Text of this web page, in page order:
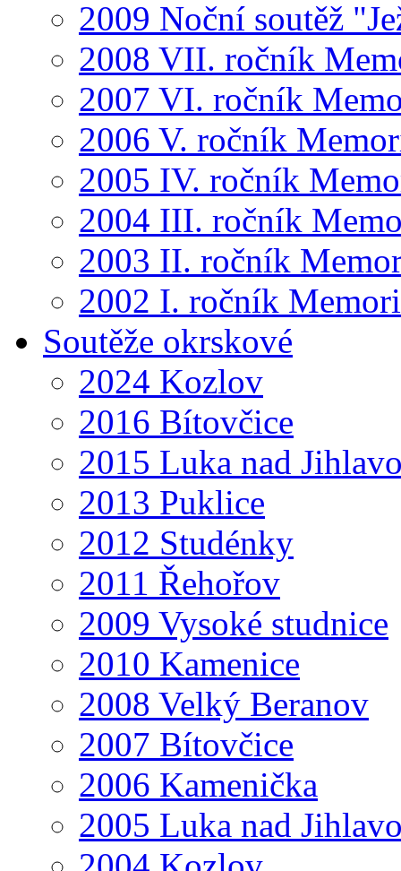
2009 Noční soutěž
2008 VII. ročník
2007 VI. ročník
2006 V. ročník
2005 IV. ročník
2004 III. ročník
2003 II. ročník
2002 I. ročník
Soutěže okrskové
2024 Kozlov
2016 Bítovčice
2015 Luka nad
2013 Puklice
2012 Studénky
2011 Řehořov
2009 Vysoké studnice
2010 Kamenice
2008 Velký Beranov
2007 Bítovčice
2006 Kamenička
2005 Luka nad